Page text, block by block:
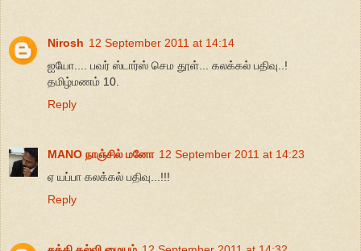
Nirosh 12 September 2011 at 14:14
ஐயோ.... பவர் ஸ்டார்ஸ் செம தூள்... கலக்கல் பதிவு..!
தமிழ்மணம் 10.
Reply
MANO நாஞ்சில் மனோ 12 September 2011 at 14:23
ஏ யப்பா கலக்கல் பதிவு...!!!
Reply